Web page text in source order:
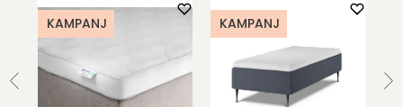
KAMPANJ KAMPANJ